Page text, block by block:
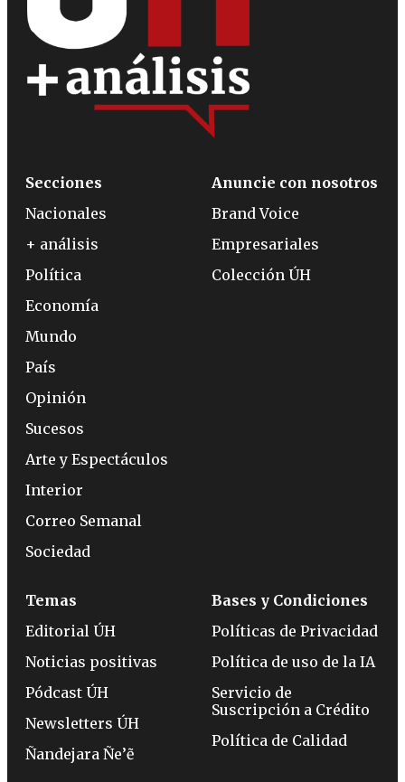
Secciones
Nacionales
+ análisis
Política
Economía
Mundo
País
Opinión
Sucesos
Arte y Espectáculos
Interior
Correo Semanal
Sociedad
Anuncie con nosotros
Brand Voice
Empresariales
Colección ÚH
Temas
Editorial ÚH
Noticias positivas
Pódcast ÚH
Newsletters ÚH
Ñandejara Ñe’ẽ
Bases y Condiciones
Políticas de Privacidad
Política de uso de la IA
Servicio de
Suscripción a Crédito
Política de Calidad